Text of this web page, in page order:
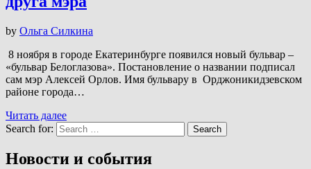
by Ольга Силкина
8 ноября в городе Екатеринбурге появился новый бульвар –
«бульвар Белоглазова». Постановление о названии подписал
сам мэр Алексей Орлов. Имя бульвару в Орджоникидзевском
районе города…
Читать далее
Search for:
Search
Новости и события